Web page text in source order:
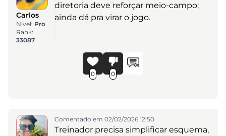
Carlos
Nível: Pro
Rank:
33087
diretoria deve reforçar meio-campo;
ainda dá pra virar o jogo.
0 0
Comentado em 02/02/2026 12:50
Treinador precisa simplificar esquema,